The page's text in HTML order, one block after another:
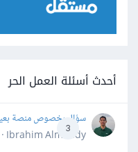
أحدث أسئلة العمل الحر
3
سؤال بخصوص منصة
Ibrahim Almahdy · نشر